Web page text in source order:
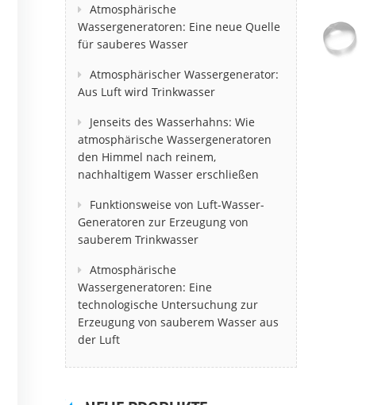
Atmosphärische
Wassergeneratoren: Eine neue Quelle
für sauberes Wasser
Atmosphärischer Wassergenerator:
Aus Luft wird Trinkwasser
Jenseits des Wasserhahns: Wie
atmosphärische Wassergeneratoren
den Himmel nach reinem,
nachhaltigem Wasser erschließen
Funktionsweise von Luft-Wasser-
Generatoren zur Erzeugung von
sauberem Trinkwasser
Atmosphärische
Wassergeneratoren: Eine
technologische Untersuchung zur
Erzeugung von sauberem Wasser aus
der Luft